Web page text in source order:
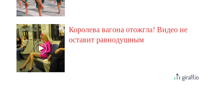
i
Королева вагона отожгла! Видео не
оставит равнодушным